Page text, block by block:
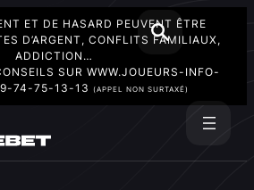
ET DE HASARD PEUVENT ÊTRE
D’ARGENT, CONFLITS FAMILIAUX,
ADDICTION…
SUR WWW.JOUEURS-INFO-
74-75-13-13 (APPEL NON SURTAXÉ)